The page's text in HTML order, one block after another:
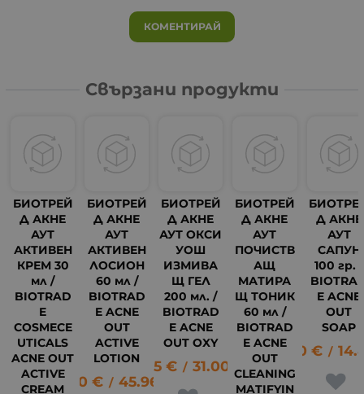
КОМЕНТИРАЙ
Свързани продукти
БИОТРЕЙ
Д АКНЕ
АУТ
АКТИВЕН
КРЕМ 30
мл /
BIOTRAD
E
COSMECE
UTICALS
ACNE OUT
ACTIVE
CREAM
БИОТРЕЙ
Д АКНЕ
АУТ
АКТИВЕН
ЛОСИОН
60 мл /
BIOTRAD
E ACNE
OUT
ACTIVE
LOTION
23.50 € / 45.96
БИОТРЕЙ
Д АКНЕ
АУТ ОКСИ
УОШ
ИЗМИВА
Щ ГЕЛ
200 мл. /
BIOTRAD
E ACNE
OUT OXY
15.85 € / 31.00 лв.
БИОТРЕЙ
Д АКНЕ
АУТ
ПОЧИСТВ
АЩ
МАТИРА
Щ ТОНИК
60 мл /
BIOTRAD
E ACNE
OUT
CLEANING
MATIFYIN
Д АКНЕ
АУТ
САПУН
100 гр. /
E ACNE
OUT
SOAP
7.60 € /